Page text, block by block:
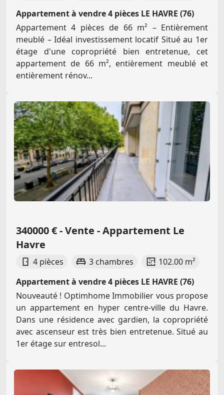
Appartement à vendre 4 pièces LE HAVRE (76)
Appartement 4 pièces de 66 m² – Entièrement
meublé – Idéal investissement locatif Situé au 1er
étage d'une copropriété bien entretenue, cet
appartement de 66 m², entièrement meublé et
entièrement rénov...
340000 € - Vente - Appartement Le
Havre
4 pièces 3 chambres
102.00 m²
Appartement à vendre 4 pièces LE HAVRE (76)
Nouveauté ! Optimhome Immobilier vous propose
un appartement en hyper centre-ville du Havre.
Dans une résidence avec gardien, la copropriété
avec ascenseur est très bien entretenue. Situé au
1er étage sur entresol...